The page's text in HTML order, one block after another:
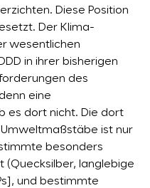
Diese Position
Der Klima-
wesentlichen
in ihrer bisherigen
des
eine
es dort nicht. Die dort
ist nur
besonders
(Quecksilber, langlebige
und bestimmte